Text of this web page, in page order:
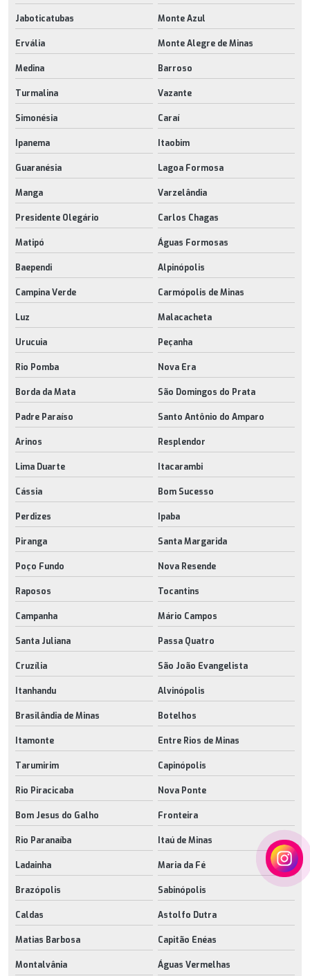
Jaboticatubas Monte Azul
Ervália Monte Alegre de Minas
Medina Barroso
Turmalina Vazante
Simonésia Caraí
Ipanema Itaobim
Guaranésia Lagoa Formosa
Manga Varzelândia
Presidente Olegário Carlos Chagas
Matipó Águas Formosas
Baependi Alpinópolis
Campina Verde Carmópolis de Minas
Luz Malacacheta
Urucuia Peçanha
Rio Pomba Nova Era
Borda da Mata São Domingos do Prata
Padre Paraíso Santo Antônio do Amparo
Arinos Resplendor
Lima Duarte Itacarambi
Cássia Bom Sucesso
Perdizes Ipaba
Piranga Santa Margarida
Poço Fundo Nova Resende
Raposos Tocantins
Campanha Mário Campos
Santa Juliana Passa Quatro
Cruzília São João Evangelista
Itanhandu Alvinópolis
Brasilândia de Minas Botelhos
Itamonte Entre Rios de Minas
Tarumirim Capinópolis
Rio Piracicaba Nova Ponte
Bom Jesus do Galho Fronteira
Rio Paranaíba Itaú de Minas
Ladainha Maria da Fé
Brazópolis Sabinópolis
Caldas Astolfo Dutra
Matias Barbosa Capitão Enéas
Montalvânia Águas Vermelhas